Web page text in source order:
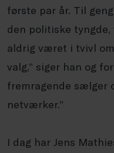
første par år. Til
den politiske tyngde,
aldrig været i tvivl
valg,” siger han og
fremragende sælger
netværker.”
I dag har Jens